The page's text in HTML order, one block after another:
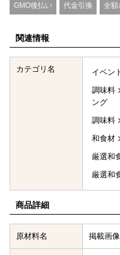
GMO後払い 代金引換 全額
関連情報
カテゴリ名 イベン
調味料
ング
調味料
和食材
厳選和
厳選和
商品詳細
原材料名 掲載画